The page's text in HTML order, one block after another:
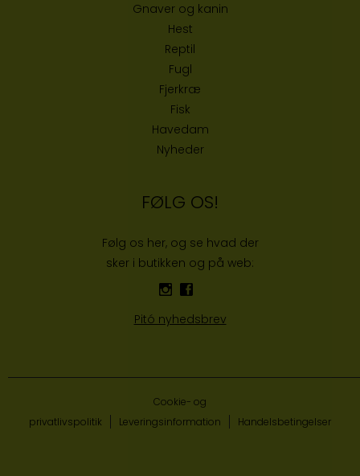
Gnaver og kanin
Hest
Reptil
Fugl
Fjerkræ
Fisk
Havedam
Nyheder
FØLG OS!
Følg os her, og se hvad der
sker i butikken og på web:
Pitó nyhedsbrev
Cookie- og
privatlivspolitik
Leveringsinformation Handelsbetingelser